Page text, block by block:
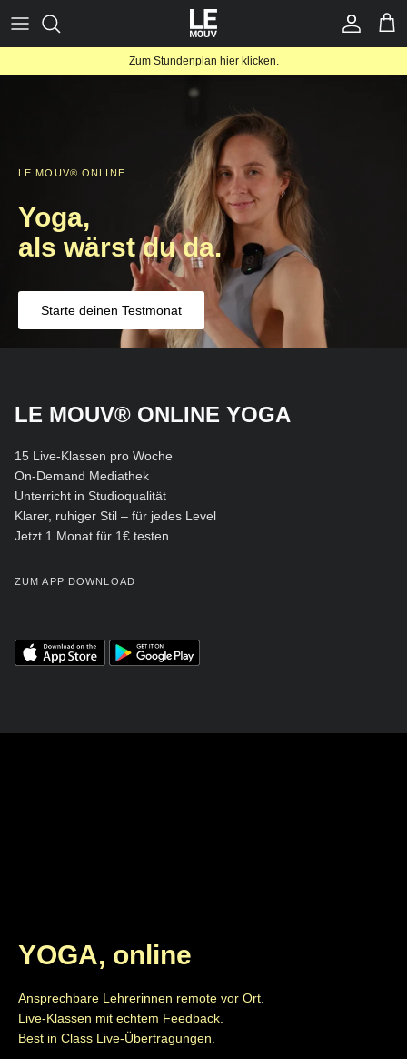
zum
Inhalt
Online
Schwangerschaft
Business Yoga
Retreats
Yogamatten
Zum Stundenplan hier klicken.
LE MOUV® ONLINE
Yoga,
als wärst du da.
Starte deinen Testmonat
LE MOUV® ONLINE YOGA
15 Live-Klassen pro Woche
On-Demand Mediathek
Unterricht in Studioqualität
Klarer, ruhiger Stil – für jedes Level
Jetzt 1 Monat für 1€ testen
ZUM APP DOWNLOAD
YOGA, online
Ansprechbare Lehrerinnen remote vor Ort.
Live-Klassen mit echtem Feedback.
Best in Class Live-Übertragungen.